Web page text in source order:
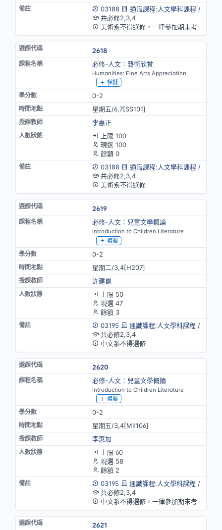
03188
通識課程:人文學科課程 /
共必修2,3,4
美術系不得選修，一律參加期末考
2618
必修-人文：藝術欣賞
Humanities: Fine Arts Appreciation
模擬
0-2
星期五/6,7[SS101]
李惠正
上限 100
現選 100
餘額 0
03188
通識課程:人文學科課程 /
共必修2,3,4
美術系不得選修
2619
必修-人文：兒童文學概論
Introduction to Children Literature
模擬
0-2
星期二/3,4[H207]
許建崑
上限 50
現選 47
餘額 3
03195
通識課程:人文學科課程 /
共必修2,3,4
中文系不得選修
2620
必修-人文：兒童文學概論
Introduction to Children Literature
模擬
0-2
星期五/3,4[MⅡ106]
李惠加
上限 60
現選 58
餘額 2
03195
通識課程:人文學科課程 /
共必修2,3,4
中文系不得選修，一律參加期末考
2621